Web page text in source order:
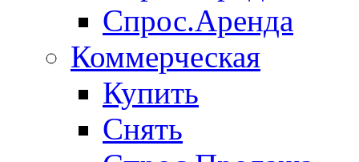
Спрос.Аренда
Коммерческая
Купить
Снять